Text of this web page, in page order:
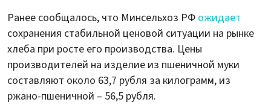
Ранее сообщалось, что Минсельхоз РФ ожидает
сохранения стабильной ценовой ситуации на рынке
хлеба при росте его производства. Цены
производителей на изделие из пшеничной муки
составляют около 63,7 рубля за килограмм, из
ржано-пшеничной – 56,5 рубля.